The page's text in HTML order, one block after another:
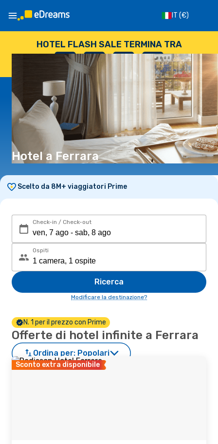
IT (€)
HOTEL FLASH SALE TERMINA TRA
--
GIORNI
: --
ORE
: --
SECONDI
Hotel a Ferrara
Scelto da 8M+ viaggiatori Prime
Check-in / Check-out
Ospiti
Ricerca
Modificare la destinazione?
N. 1 per il prezzo con Prime
Offerte di hotel infinite a Ferrara
Ordina per: Popolari
Sconto extra disponibile